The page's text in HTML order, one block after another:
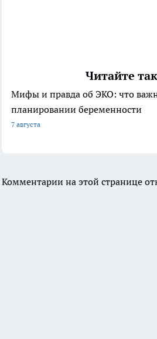
Читайте
Мифы и правда об ЭКО: что
планировании беременности
7 августа
Комментарии на этой странице